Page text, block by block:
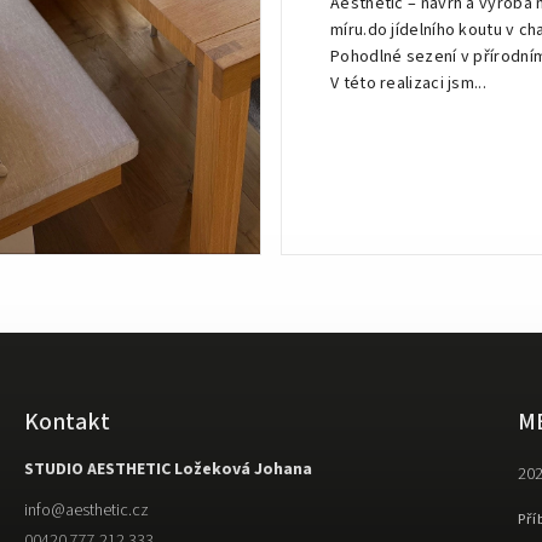
míru.do jídelního koutu v
Pohodlné sezení v
V této realizaci jsm...
Kontakt
STUDIO AESTHETIC Ložeková Johana
info@aesthetic.cz